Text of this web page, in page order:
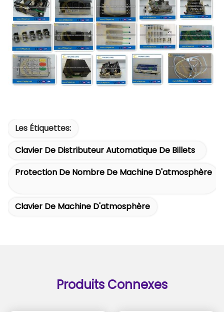
Les Étiquettes:
Clavier De Distributeur Automatique De Billets
Protection De Nombre De Machine D'atmosphère
Clavier De Machine D'atmosphère
Produits Connexes